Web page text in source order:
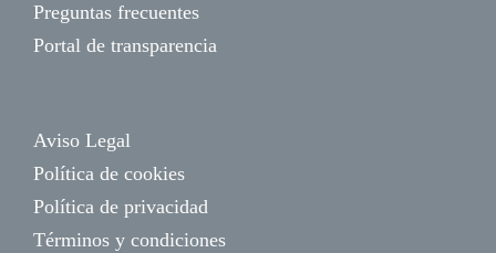
Preguntas frecuentes
Portal de transparencia
Aviso Legal
Política de cookies
Política de privacidad
Términos y condiciones